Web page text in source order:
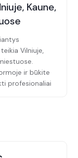
Kaune,
Vilniuje,
ir būkite
profesionaliai